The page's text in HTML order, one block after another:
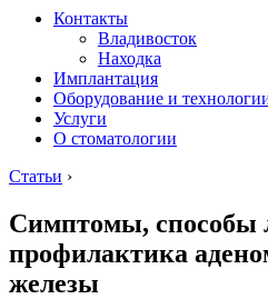
Контакты
Владивосток
Находка
Имплантация
Оборудование и
Услуги
О стоматологии
Статьи ›
Симптомы, способы
профилактика
железы